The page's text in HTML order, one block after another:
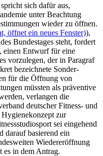
sich dafür aus,
unter Beachtung
wieder zu öffnen.
öffnet ein neues Fenster)),
Bundestages steht, fordert
einen Entwurf für eine
vorzulegen, der in Paragraf
bezeichnete Sonder-
für die Öffnung von
müssten als präventive
verlangen die
deutscher Fitness- und
zur
sei eingehend
darauf basierend ein
Wiedereröffnung
es in dem Antrag.